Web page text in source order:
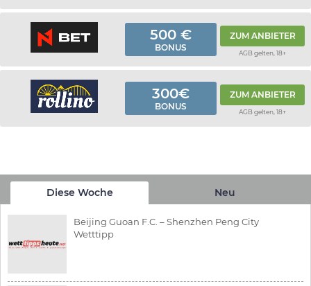
500 €
BONUS
ZUM ANBIETER
AGB gelten, 18+
300€
BONUS
ZUM ANBIETER
AGB gelten, 18+
Diese Woche Neu
Beijing Guoan F.C. – Shenzhen Peng City
Wetttipp